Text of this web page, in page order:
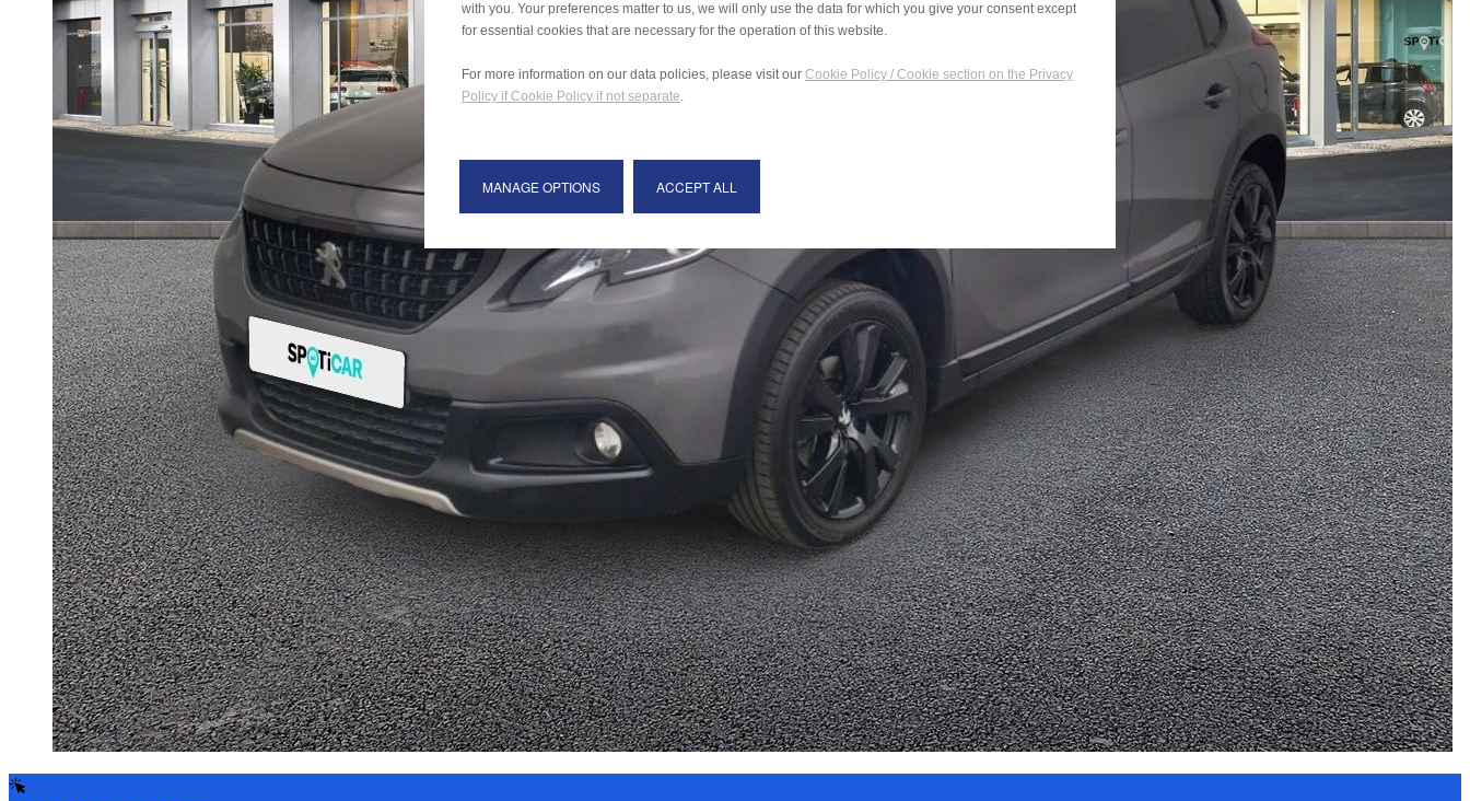
with you. Your preferences matter to us, we will only use the data for which you give your consent except
for essential cookies that are necessary for the operation of this website.
For more information on our data policies, please visit our Cookie Policy / Cookie section on the Privacy
Policy if Cookie Policy if not separate.
MANAGE OPTIONS ACCEPT ALL